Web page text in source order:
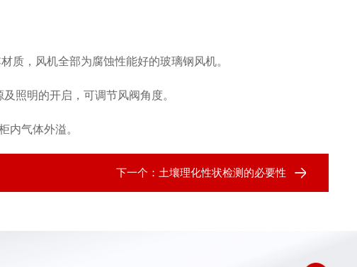
，风机全部为腐蚀性能好的玻璃钢风机。
照明的开启，可调节风阀角度。
气体外溢。
下一个： 土壤理化性状检测的必要性